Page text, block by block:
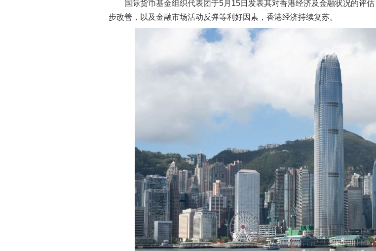
国际货币基金组织代表团于5月15日发表其对香港经济及金融状况的评估
步改善，以及金融市场活动反弹等利好因素，香港经济持续复苏。